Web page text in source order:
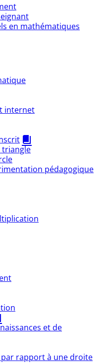
en mathématiques
internet
triangle
pédagogique
et de
rapport à une droite